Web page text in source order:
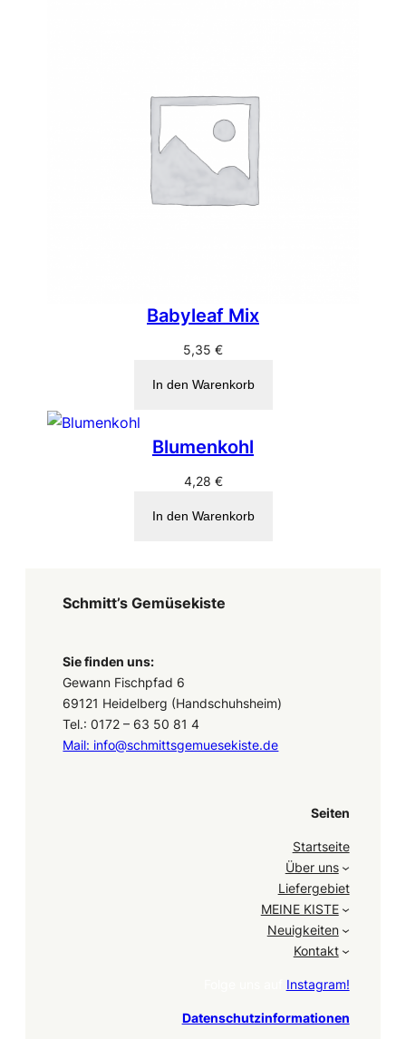
Babyleaf Mix
5,35 €
In den Warenkorb
Blumenkohl
4,28 €
In den Warenkorb
Schmitt’s Gemüsekiste
Sie finden uns:
Gewann Fischpfad 6
69121 Heidelberg (Handschuhsheim)
Tel.: 0172 – 63 50 81 4
Mail: info@schmittsgemuesekiste.de
Seiten
Startseite
Über uns
Liefergebiet
MEINE KISTE
Neuigkeiten
Kontakt
Instagram!
Datenschutzinformationen